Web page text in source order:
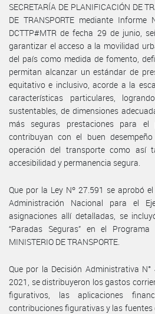
SECRETARÍA DE PLANIFICACIÓN DE
DE TRANSPORTE mediante Informe
DCTTP#MTR de fecha 29 de junio,
garantizar el acceso a la movilidad
del país como medida de fomento,
permitan alcanzar un estándar de
equitativo e inclusivo, acorde a la
características particulares,
sustentables, de dimensiones
más seguras prestaciones para
contribuyan con el buen
operación del transporte como así
accesibilidad y permanencia segura.
Que por la Ley Nº 27.591 se aprobó
Administración Nacional para el
asignaciones allí detalladas, se
“Paradas Seguras” en el
MINISTERIO DE TRANSPORTE.
Que por la Decisión Administrativa
2021, se distribuyeron los gastos
figurativos, las aplicaciones
contribuciones figurativas y las